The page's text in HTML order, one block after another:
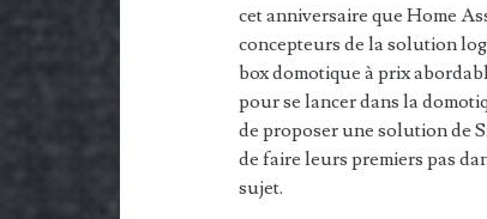
cet anniversaire que Home
concepteurs de la solution
box domotique à prix
pour se lancer dans la
de proposer une solution de
de faire leurs premiers pas
sujet.